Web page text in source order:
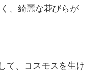
、綺麗な花びらが
て、コスモスを生け